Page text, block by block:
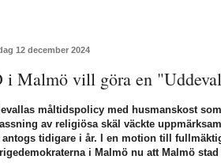
12 december 2024
i Malmö vill göra en
måltidspolicy med husmanskost
av religiösa skäl väckte
antogs tidigare i år. I en motion till
i Malmö nu att Malmö